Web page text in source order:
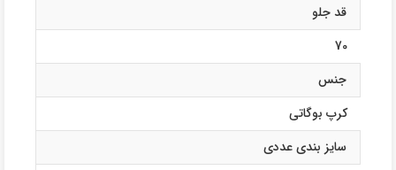
قد جلو
70
جنس
کرپ بوگاتی
سایز بندی عددی